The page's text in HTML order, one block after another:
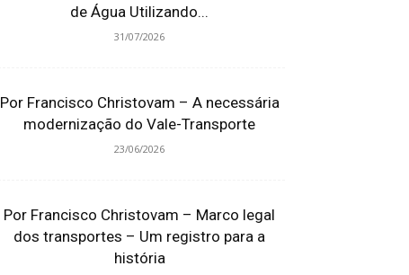
de Água Utilizando...
31/07/2026
Por Francisco Christovam – A necessária
modernização do Vale-Transporte
23/06/2026
Por Francisco Christovam – Marco legal
dos transportes – Um registro para a
história